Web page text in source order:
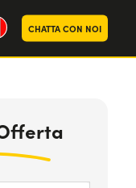
CHATTA CON NOI